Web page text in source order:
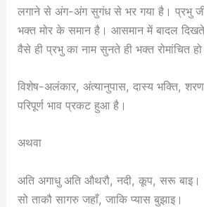
लगाने से अंग-अंग सुगंध से भर गया है। प्रभु
भक्त मोर के समान है। आसमान में बादल दिखते
वैसे ही प्रभु का नाम सुनते ही भक्त रोमांचित हो
विशेष-अलंकार, अंत्यानुपास, दास्य भक्ति,
परिपूर्ण भाव प्रकट हुआ है।
अथवा
अति अगाधु अति औथरौ, नदी, कूप, सरू बाइ।
सो ताकौ सागरु जहाँ, जाकि प्यास बुझाइ।